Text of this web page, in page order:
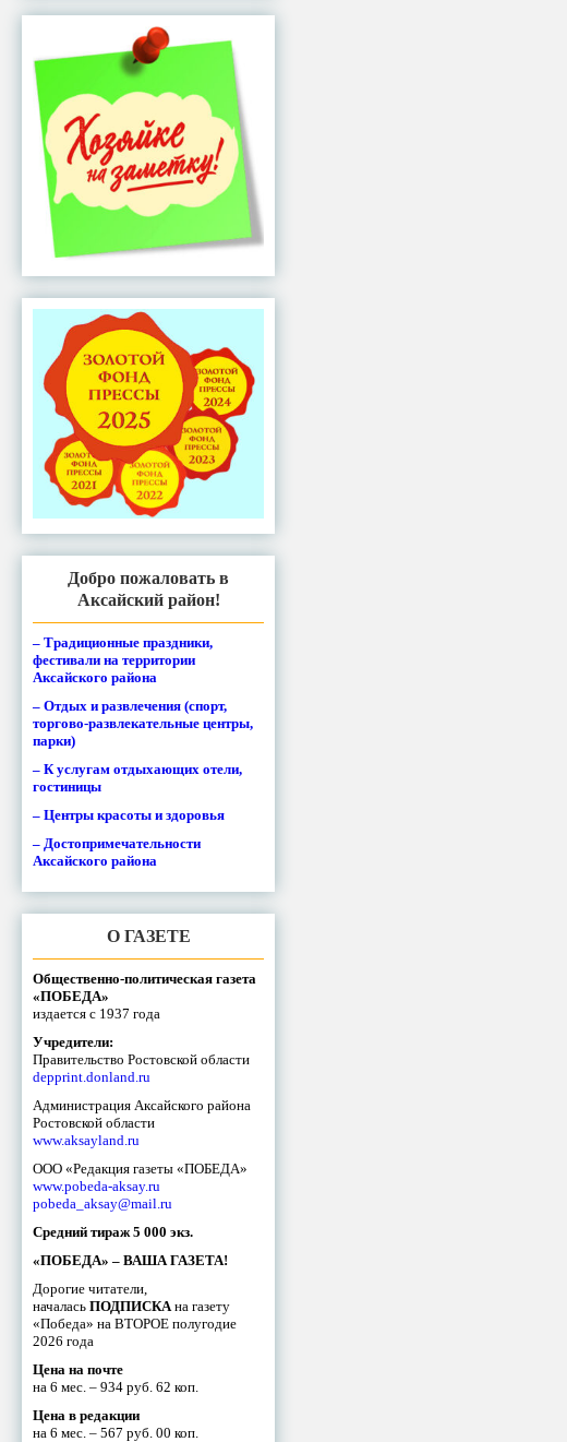
Добро пожаловать в
Аксайский район!
– Традиционные праздники,
фестивали на территории
Аксайского района
– Отдых и развлечения (спорт,
торгово-развлекательные центры,
парки)
– К услугам отдыхающих отели,
гостиницы
– Центры красоты и здоровья
– Достопримечательности
Аксайского района
О ГАЗЕТЕ
Общественно-политическая газета
«ПОБЕДА»
издается с 1937 года
Учредители:
Правительство Ростовской области
depprint.donland.ru
Администрация Аксайского района
Ростовской области
www.aksayland.ru
ООО «Редакция газеты «ПОБЕДА»
www.pobeda-aksay.ru
pobeda_aksay@mail.ru
Средний тираж 5 000 экз.
«ПОБЕДА» – ВАША ГАЗЕТА!
Дорогие читатели,
началась ПОДПИСКА на газету
«Победа» на ВТОРОЕ полугодие
2026 года
Цена на почте
на 6 мес. – 934 руб. 62 коп.
Цена в редакции
на 6 мес. – 567 руб. 00 коп.